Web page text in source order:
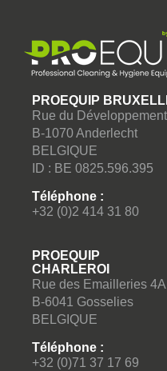
Numatic Accessoires
P&G (2)
Papernet (40)
Pollet (69)
Pro Formula (22)
Proequip PRO (10)
Rubbermaid (5)
Sanimaid (4)
Satino by Wepa (104)
SC Johnson (21)
Sprintus (19)
Sprintus Accessoires
Taski (7)
PROEQUIP
Rue du
B-1070 Anderlecht
BELGIQUE
ID : BE 0825.596.395
Téléphone :
+32 (0)2 414 31 80
PROEQUIP
CHARLEROI
Rue des Emailleries 4A
B-6041 Gosselies
BELGIQUE
Téléphone :
+32 (0)71 37 17 69